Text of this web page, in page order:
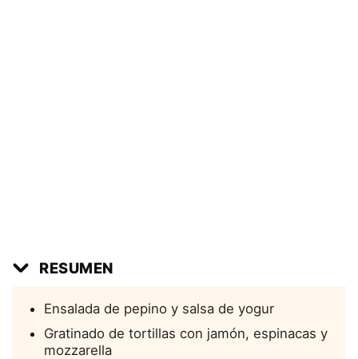
RESUMEN
Ensalada de pepino y salsa de yogur
Gratinado de tortillas con jamón, espinacas y
mozzarella